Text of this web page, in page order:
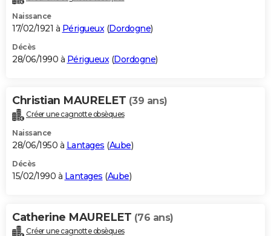
Naissance
17/02/1921 à Périgueux(Dordogne)
Décès
28/06/1990 à Périgueux(Dordogne)
Christian MAURELET (39 ans)
Créer une cagnotte obsèques
Naissance
28/06/1950 à Lantages (Aube)
Décès
15/02/1990 à Lantages (Aube)
Catherine MAURELET (76 ans)
Créer une cagnotte obsèques